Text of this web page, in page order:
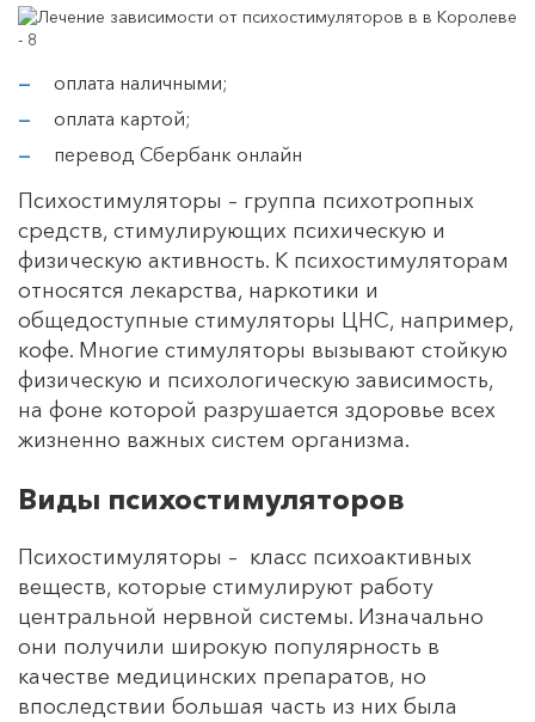
оплата наличными;
оплата картой;
перевод Сбербанк онлайн
Психостимуляторы – группа психотропных
средств, стимулирующих психическую и
физическую активность. К психостимуляторам
относятся лекарства, наркотики и
общедоступные стимуляторы ЦНС, например,
кофе. Многие стимуляторы вызывают стойкую
физическую и психологическую зависимость,
на фоне которой разрушается здоровье всех
жизненно важных систем организма.
Виды психостимуляторов
Психостимуляторы – класс психоактивных
веществ, которые стимулируют работу
центральной нервной системы. Изначально
они получили широкую популярность в
качестве медицинских препаратов, но
впоследствии большая часть из них была